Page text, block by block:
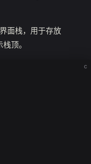
面栈，用于存放
顶。
c